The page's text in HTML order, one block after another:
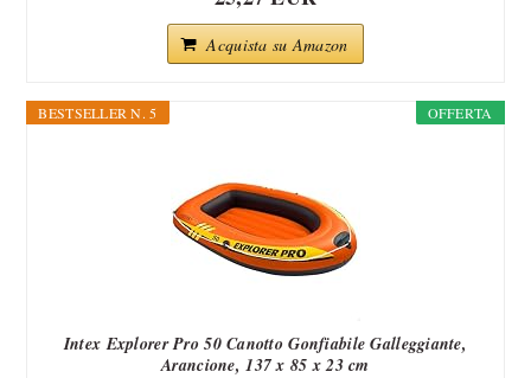
Acquista su Amazon
OFFERTA
BESTSELLER N. 5
Intex Explorer Pro 50 Canotto Gonfiabile Galleggiante,
Arancione, 137 x 85 x 23 cm